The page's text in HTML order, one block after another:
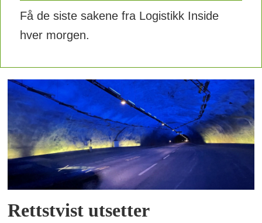
Få de siste sakene fra Logistikk Inside
hver morgen.
Rettstvist utsetter